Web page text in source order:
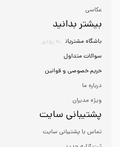
عکاسی
بیشتر بدانید
باشگاه مشتریان به زودی
سوالات متداول
حریم خصوصی و قوانین
درباره ما
ویژه مدیران
پشتیبانی سایت
تماس با پشتیبانی سایت